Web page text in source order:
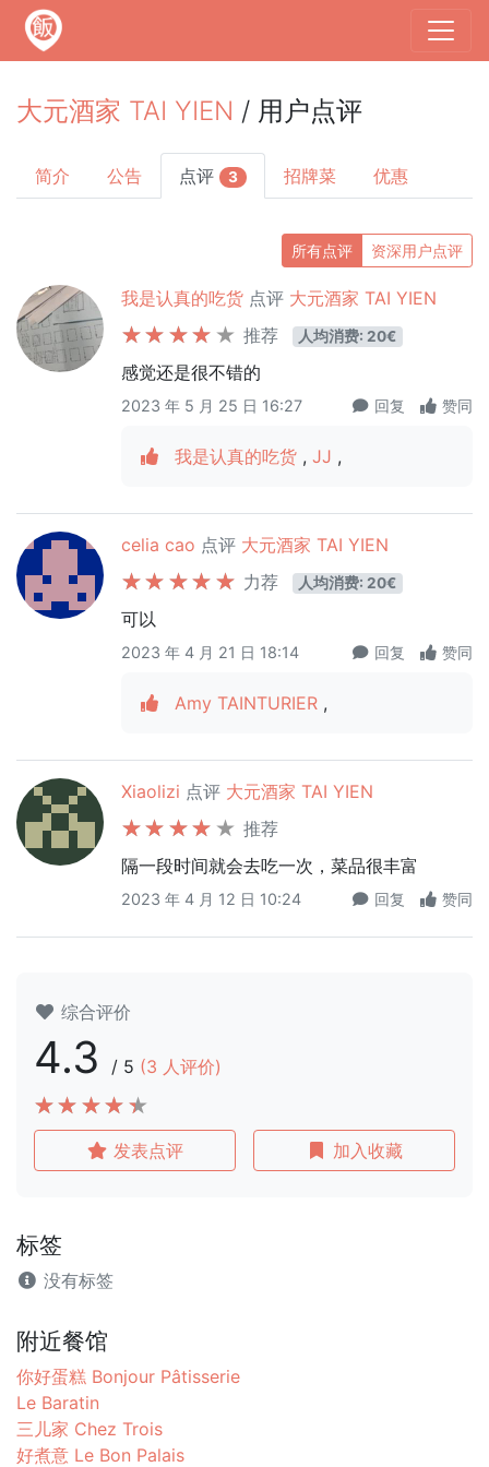
大元酒家 TAI YIEN / 用户点评
简介 公告 点评 3 招牌菜 优惠
所有点评 资深用户点评
我是认真的吃货 点评 大元酒家 TAI YIEN
推荐
人均消费: 20€
感觉还是很不错的
2023 年 5 月 25 日 16:27 回复 赞同
我是认真的吃货 , JJ ,
celia cao 点评 大元酒家 TAI YIEN
力荐
人均消费: 20€
可以
2023 年 4 月 21 日 18:14 回复 赞同
Amy TAINTURIER ,
Xiaolizi 点评 大元酒家 TAI YIEN
推荐
隔一段时间就会去吃一次，菜品很丰富
2023 年 4 月 12 日 10:24 回复 赞同
综合评价
4.3 / 5 (3 人评价)
发表点评 加入收藏
标签
没有标签
附近餐馆
你好蛋糕 Bonjour Pâtisserie
Le Baratin
三儿家 Chez Trois
好煮意 Le Bon Palais